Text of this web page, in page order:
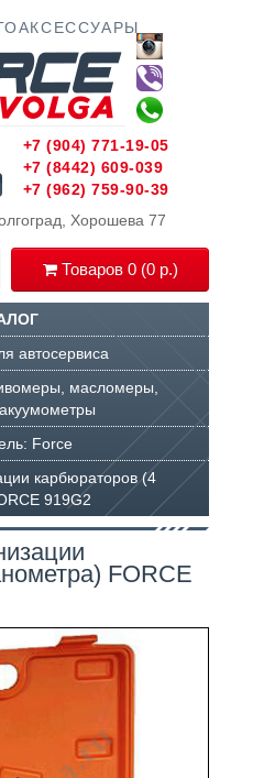
Хорошева 77
Товаров 0 (0 р.)
+7 (904) 771-19-05
+7 (8442) 609-039
+7 (962) 759-90-39
автосервиса
масломеры,
Force
карбюраторов (4
919G2
FORCE